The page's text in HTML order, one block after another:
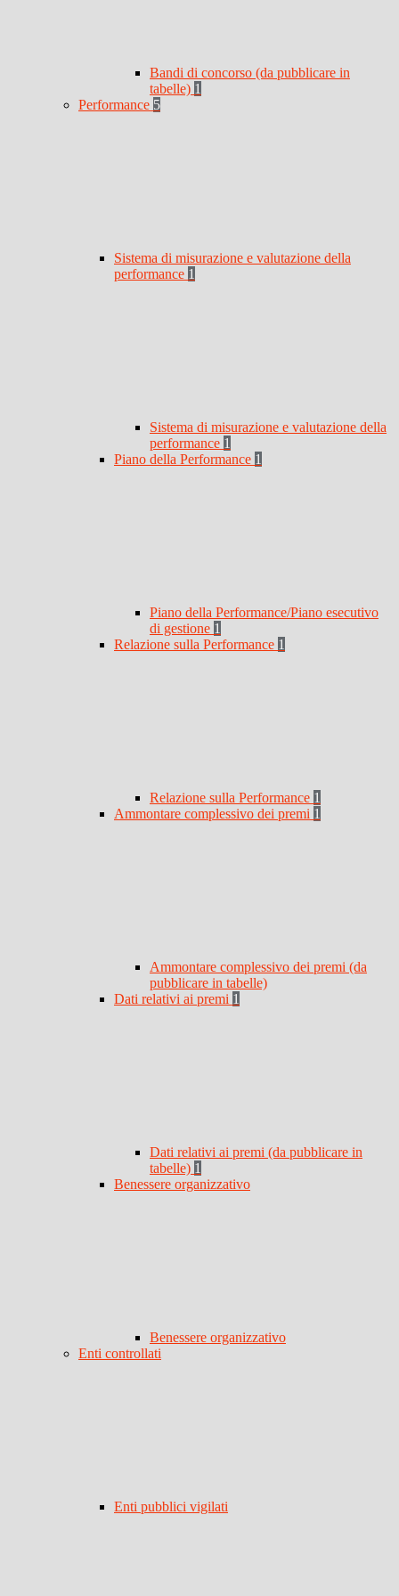
Bandi di concorso (da pubblicare in
tabelle) 1
Performance 5
Sistema di misurazione e valutazione della
performance 1
Sistema di misurazione e valutazione della
performance 1
Piano della Performance 1
Piano della Performance/Piano esecutivo
di gestione 1
Relazione sulla Performance 1
Relazione sulla Performance 1
Ammontare complessivo dei premi 1
Ammontare complessivo dei premi (da
pubblicare in tabelle)
Dati relativi ai premi 1
Dati relativi ai premi (da pubblicare in
tabelle) 1
Benessere organizzativo
Benessere organizzativo
Enti controllati
Enti pubblici vigilati